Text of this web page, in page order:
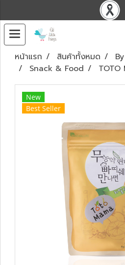
หน้าแรก สินค้าทั้งหมด
Snack & Food
TOTO
New
Best Seller